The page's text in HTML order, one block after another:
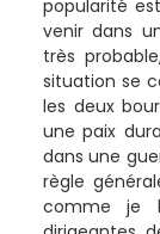
popularité
venir dans
très
situation se
les deux
une paix
dans une
règle
comme je